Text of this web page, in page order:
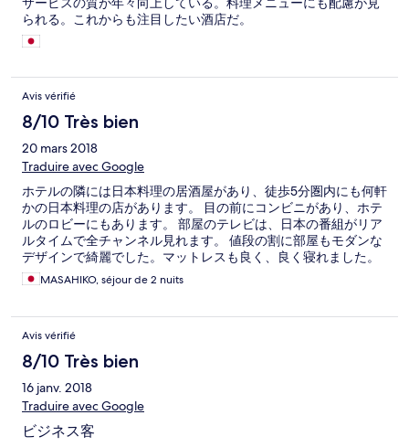
られる。これからも注目したい酒店だ。
Avis vérifié
8/10 Très bien
20 mars 2018
Traduire avec Google
ホテルの隣には日本料理の居酒屋があり、徒歩5分圏内にも何軒
かの日本料理の店があります。 目の前にコンビニがあり、ホテ
ルのロビーにもあります。 部屋のテレビは、日本の番組がリア
ルタイムで全チャンネル見れます。 値段の割に部屋もモダンな
デザインで綺麗でした。マットレスも良く、良く寝れました。
MASAHIKO, séjour de 2 nuits
Avis vérifié
8/10 Très bien
16 janv. 2018
Traduire avec Google
ビジネス客